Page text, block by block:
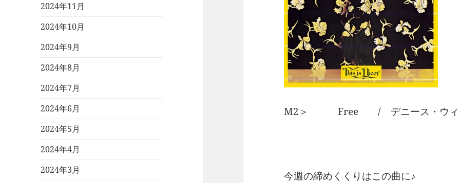
2024年11月
2024年10月
2024年9月
2024年8月
2024年7月
2024年6月
2024年5月
2024年4月
2024年3月
M2＞ Free / デニース・ウィ
今週の締めくくりはこの曲に♪